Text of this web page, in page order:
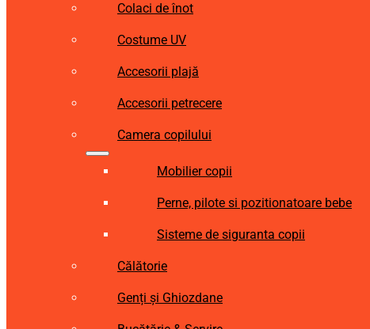
Colaci de înot
Costume UV
Accesorii plajă
Accesorii petrecere
Camera copilului
Mobilier copii
Perne, pilote si pozitionatoare bebe
Sisteme de siguranta copii
Călătorie
Genți și Ghiozdane